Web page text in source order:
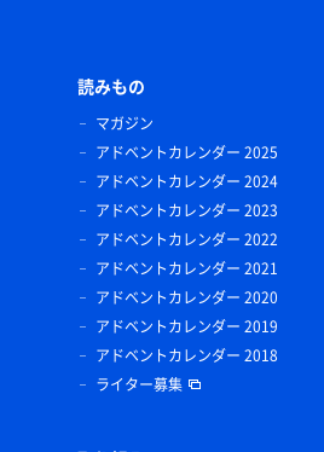
読みもの
マガジン
アドベントカレンダー 2025
アドベントカレンダー 2024
アドベントカレンダー 2023
アドベントカレンダー 2022
アドベントカレンダー 2021
アドベントカレンダー 2020
アドベントカレンダー 2019
アドベントカレンダー 2018
ライター募集